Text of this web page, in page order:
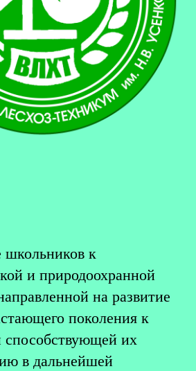
школьников к
и природоохранной
на развитие
поколения к
способствующей их
в дальнейшей